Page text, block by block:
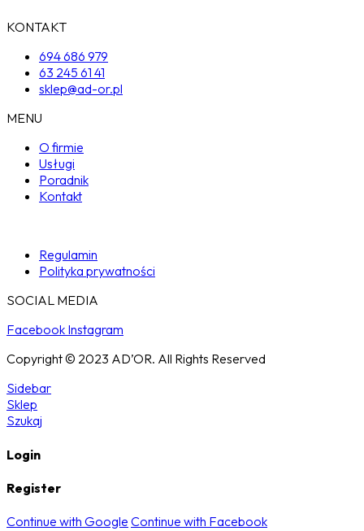
KONTAKT
694 686 979
63 245 61 41
sklep@ad-or.pl
MENU
O firmie
Usługi
Poradnik
Kontakt
Regulamin
Polityka prywatności
SOCIAL MEDIA
Facebook Instagram
Copyright © 2023 AD’OR. All Rights Reserved
Sidebar
Sklep
Szukaj
Login
Register
Continue with Google Continue with Facebook